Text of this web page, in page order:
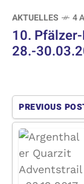
AKTUELLES 4
10.
28.-
PREVIOUS